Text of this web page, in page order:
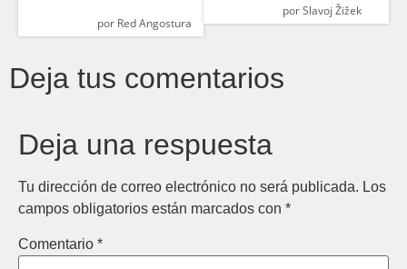
porRed Angostura
porSlavoj Žižek
Deja tus comentarios
Deja una respuesta
Tu dirección de correo electrónico no será publicada. Los
campos obligatorios están marcados con *
Comentario *